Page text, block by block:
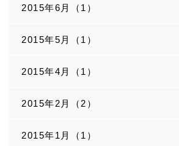
2015年6月（1）
2015年5月（1）
2015年4月（1）
2015年2月（2）
2015年1月（1）